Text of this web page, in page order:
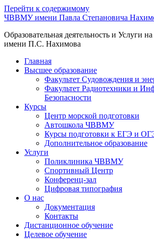
Перейти к содержимому
ЧВВМУ имени Павла Степановича
Образовательная деятельность и Услуги
имени П.С. Нахимова
Главная
Высшее образование
Факультет Судовождения и
Факультет Радиотехники и
Безопасности
Курсы
Центр морской подготовки
Автошкола ЧВВМУ
Курсы подготовки к ЕГЭ и
Дополнительное образование
Услуги
Поликлиника ЧВВМУ
Спортивный Центр
Конференц-зал
Цифровая типография
О нас
Документация
Контакты
Дистанционное обучение
Целевое обучение